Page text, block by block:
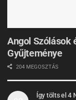
Angol Szólások
Gyűjteménye
204 MEGOSZTÁS
Így tölts el 4